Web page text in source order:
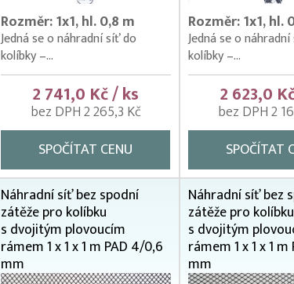
Rozměr: 1x1, hl. 0,8 m
Jedná se o náhradní síť do
kolíbky –...
2 741,0 Kč / ks
bez DPH 2 265,3 Kč
SPOČÍTAT CENU
Rozměr: 1x1, hl.
Jedná se o
kolíbky –...
2 623,0
bez DPH 2
SPOČÍTAT
Náhradní síť bez spodní
zátěže pro kolíbku
s dvojitým plovoucím
rámem 1 x 1 x 1 m PAD 4/0,6
mm
Náhradní síť bez
zátěže pro kolíbku
s dvojitým
rámem 1 x 1 x 1
mm